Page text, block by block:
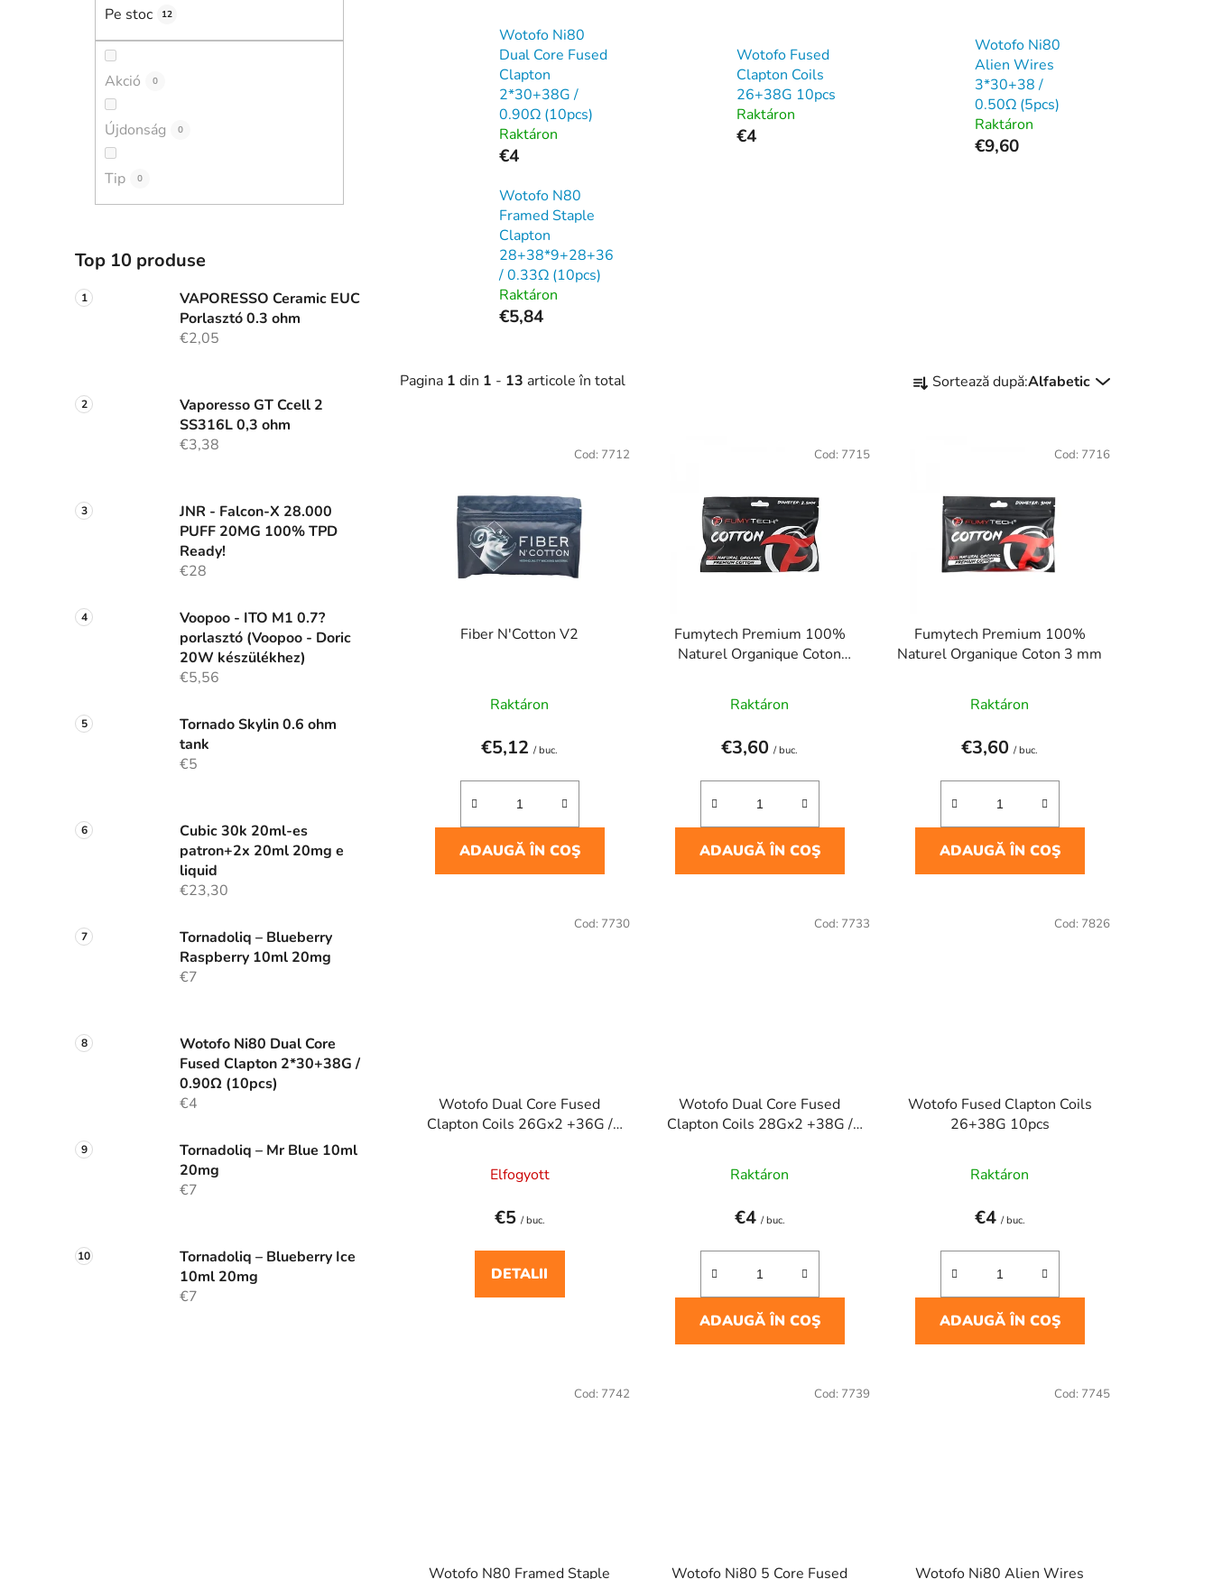
Pe stoc 12
Akció 0
Újdonság 0
Tip 0
Top 10 produse
VAPORESSO Ceramic EUC
Porlasztó 0.3 ohm
€2,05
Vaporesso GT Ccell 2
SS316L 0,3 ohm
€3,38
JNR - Falcon-X 28.000
PUFF 20MG 100% TPD
Ready!
€28
Voopoo - ITO M1 0.7?
porlasztó (Voopoo - Doric
20W készülékhez)
€5,56
Tornado Skylin 0.6 ohm
tank
€5
Cubic 30k 20ml-es
patron+2x 20ml 20mg e
liquid
€23,30
Tornadoliq – Blueberry
Raspberry 10ml 20mg
€7
Wotofo Ni80 Dual Core
Fused Clapton 2*30+38G /
0.90Ω (10pcs)
€4
Tornadoliq – Mr Blue 10ml
20mg
€7
Tornadoliq – Blueberry Ice
10ml 20mg
€7
Wotofo Ni80
Dual Core Fused
Clapton
2*30+38G /
0.90Ω (10pcs)
Raktáron
€4
Wotofo Fused
Clapton Coils
26+38G 10pcs
Raktáron
€4
Wotofo Ni80
Alien Wires
3*30+38 /
0.50Ω (5pcs)
Raktáron
€9,60
Wotofo N80
Framed Staple
Clapton
28+38*9+28+36
/ 0.33Ω (10pcs)
Raktáron
€5,84
Pagina 1 din 1 - 13 articole în total
e
r
o
Sortează după:Alfabetic
Fiber N'Cotton V2
Raktáron
€5,12/ buc.
ADAUGĂ ÎN COŞ
Cod: 7712
Fumytech Premium 100%
Naturel Organique Coton
Raktáron
€3,60/ buc.
ADAUGĂ ÎN COŞ
Cod: 7715
Fumytech Premium 100%
Naturel Organique Coton 3 mm
Raktáron
€3,60/ buc.
ADAUGĂ ÎN COŞ
Cod: 7716
Wotofo Dual Core Fused
Clapton Coils 26Gx2 +36G /
Elfogyott
€5 / buc.
DETALII
Cod: 7730
Wotofo Dual Core Fused
Clapton Coils 28Gx2 +38G /
Raktáron
€4 / buc.
ADAUGĂ ÎN COŞ
Cod: 7733
Wotofo Fused Clapton Coils
26+38G 10pcs
Raktáron
€4 / buc.
ADAUGĂ ÎN COŞ
Cod: 7826
Wotofo N80 Framed Staple
Cod: 7742
Wotofo Ni80 5 Core Fused
Cod: 7739
Wotofo Ni80 Alien Wires
Cod: 7745